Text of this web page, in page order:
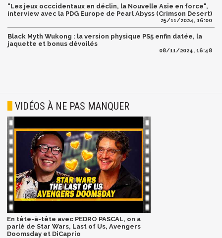
"Les jeux occcidentaux en déclin, la Nouvelle Asie en force",
interview avec la PDG Europe de Pearl Abyss (Crimson Desert)
25/11/2024, 16:00
Black Myth Wukong : la version physique PS5 enfin datée, la
jaquette et bonus dévoilés
08/11/2024, 16:48
VIDÉOS À NE PAS MANQUER
En tête-à-tête avec PEDRO PASCAL, on a
parlé de Star Wars, Last of Us, Avengers
Doomsday et DiCaprio